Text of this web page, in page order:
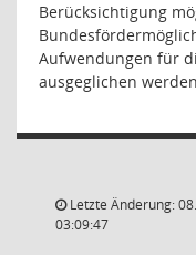
Berücksichtigung
Aufwendungen für
ausgeglichen
Letzte Änderung:
03:09:47